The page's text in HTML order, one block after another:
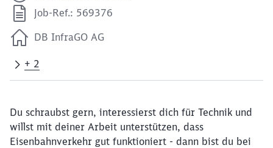
Job-Ref.: 569376
DB InfraGO AG
+ 2
Du schraubst gern, interessierst dich für Technik und
willst mit deiner Arbeit unterstützen, dass
Eisenbahnverkehr gut funktioniert - dann bist du bei